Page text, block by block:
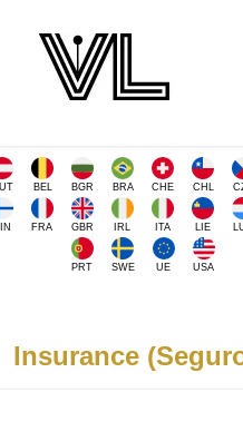
BEL BGR BRA CHE CHL
FRA GBR IRL ITA LIE
PRT SWE UE USA
Insurance